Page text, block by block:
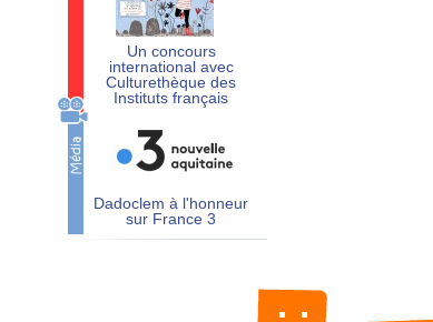
Un concours
international avec
Culturethèque des
Instituts français
Dadoclem à l'honneur
sur France 3